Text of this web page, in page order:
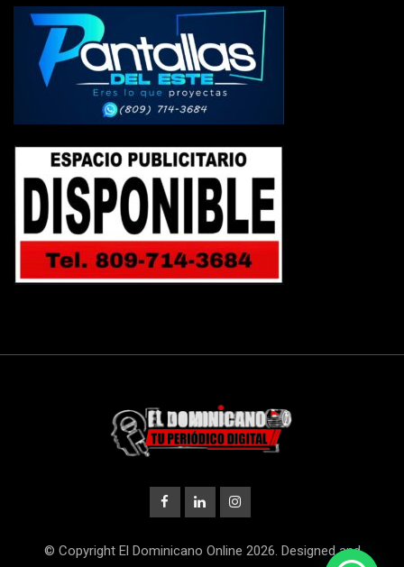
© Copyright El Dominicano Online 2026. Designed and